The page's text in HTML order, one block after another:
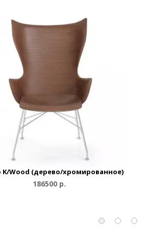
K/Wood (дерево/хромированное)
186500 р.